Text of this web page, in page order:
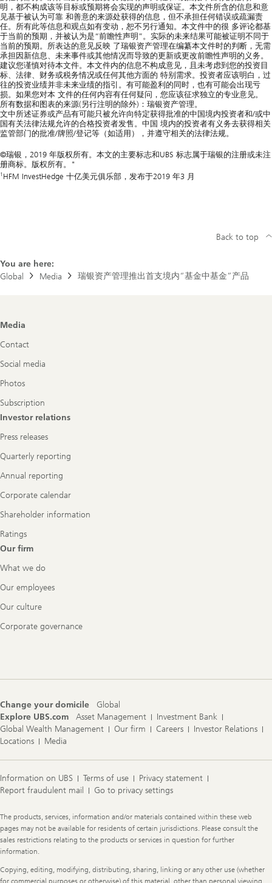
明，都不构成该等目标或预期将会实现的声明或保证。本文件所含的信息和意
见基于被认为可靠 和善意的来源处获得的信息，但不承担任何错误或疏漏责
任。所有此等信息和观点如有变动，恕不另行通知。本文件中的很 多评论都基
于当前的预期，并被认为是“前瞻性声明”。实际的未来结果可能被证明不同于
当前的预期。所表达的意见反映 了瑞银资产管理在编纂本文件时的判断，无需
承担因新信息、未来事件或其他情况而导致的更新或更改前瞻性声明的义务。
建议您谨慎对待本文件。本文件内的信息不构成意见，且未考虑到您的投资目
标、法律、财务或税务情况或任何其他方面的 特别需求。投资者应该明白，过
往的投资业绩并非未来业绩的指引。有可能盈利的同时，也有可能会出现亏
损。如果您对本 文件的任何内容有任何疑问，您应该征求独立的专业意见。
所有数据和图表的来源(另行注明的除外)：瑞银资产管理。
文中所述证券或产品有可能只被允许向特定获得批准的中国境内投资者和/或中
国有关法律法规允许的合格投资者发售。中国 境内的投资者有义务去获得相关
监管部门的批准/牌照/登记等（如适用），并遵守相关的法律法规。
©瑞银，2019 年版权所有。本文的主要标志和UBS 标志属于瑞银的注册或未注
册商标。版权所有。"
1 HFM InvestHedge 十亿美元俱乐部，发布于2019 年3 月
You are here:
Global
Media 瑞银资产管理推出首支境内“基金中基金”产品
Back to top
Footer
Media
Contact
Social media
Photos
Subscription
Investor relations
Press releases
Quarterly reporting
Annual reporting
Corporate calendar
Shareholder information
Ratings
Our firm
What we do
Our employees
Our culture
Corporate governance
Change your domicile
Global
Explore UBS.com
Asset Management
Investment Bank
Global Wealth Management
Our firm Careers
Investor Relations
Locations
Media
Information on UBS Terms of use
Privacy statement
Report fraudulent mail
Go to privacy settings
Legal
Information
The products, services, information and/or materials contained within these web
pages may not be available for residents of certain jurisdictions. Please consult the
sales restrictions relating to the products or services in question for further
information.
Copying, editing, modifying, distributing, sharing, linking or any other use (whether